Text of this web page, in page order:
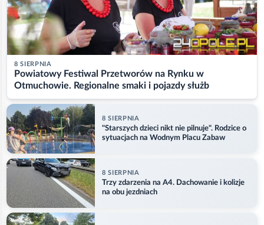
8 SIERPNIA
Powiatowy Festiwal Przetworów na Rynku w
Otmuchowie. Regionalne smaki i pojazdy służb
8 SIERPNIA
"Starszych dzieci nikt nie pilnuje". Rodzice o
sytuacjach na Wodnym Placu Zabaw
8 SIERPNIA
Trzy zdarzenia na A4. Dachowanie i kolizje
na obu jezdniach